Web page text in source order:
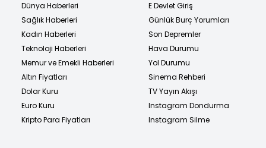
Dünya Haberleri
Sağlık Haberleri
Kadın Haberleri
Teknoloji Haberleri
Memur ve Emekli Haberleri
Altın Fiyatları
Dolar Kuru
Euro Kuru
Kripto Para Fiyatları
E Devlet Giriş
Günlük Burç Yorumları
Son Depremler
Hava Durumu
Yol Durumu
Sinema Rehberi
TV Yayın Akışı
Instagram Dondurma
Instagram Silme